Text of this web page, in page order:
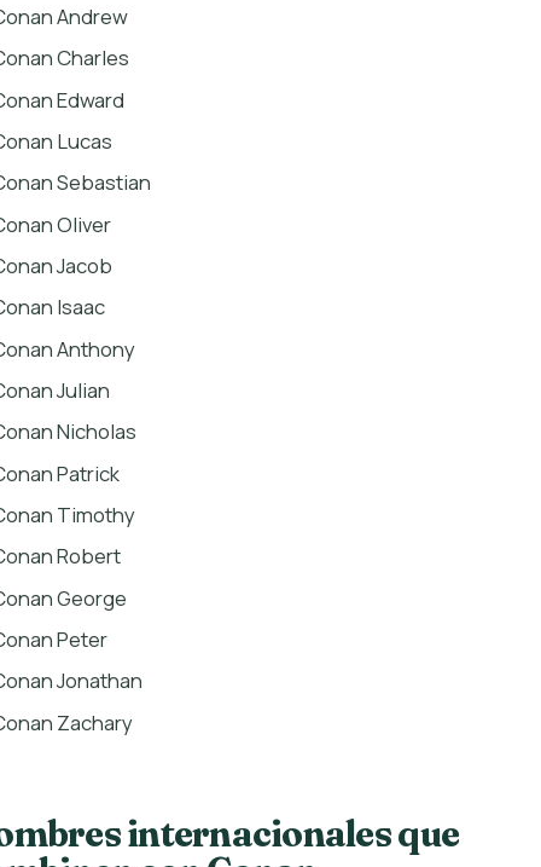
Andrew
Charles
Edward
Lucas
Sebastian
Oliver
Jacob
Isaac
Anthony
Julian
Nicholas
Patrick
Timothy
Robert
George
Peter
Jonathan
Zachary
internacionales que